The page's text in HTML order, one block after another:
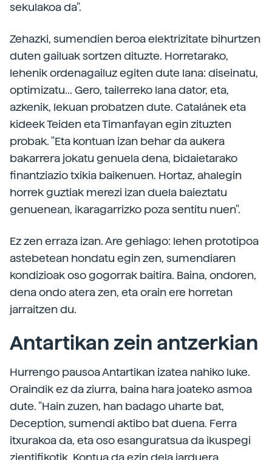
sekulakoa da".
Zehazki, sumendien beroa elektrizitate bihurtzen
duten gailuak sortzen dituzte. Horretarako,
lehenik ordenagailuz egiten dute lana: diseinatu,
optimizatu... Gero, tailerreko lana dator, eta,
azkenik, lekuan probatzen dute. Catalánek eta
kideek Teiden eta Timanfayan egin zituzten
probak. "Eta kontuan izan behar da aukera
bakarrera jokatu genuela dena, bidaietarako
finantziazio txikia baikenuen. Hortaz, ahalegin
horrek guztiak merezi izan duela baieztatu
genuenean, ikaragarrizko poza sentitu nuen".
Ez zen erraza izan. Are gehiago: lehen prototipoa
astebetean hondatu egin zen, sumendiaren
kondizioak oso gogorrak baitira. Baina, ondoren,
dena ondo atera zen, eta orain ere horretan
jarraitzen du.
Antartikan zein antzerkian
Hurrengo pausoa Antartikan izatea nahiko luke.
Oraindik ez da ziurra, baina hara joateko asmoa
dute. "Hain zuzen, han badago uharte bat,
Deception, sumendi aktibo bat duena. Ferra
itxurakoa da, eta oso esanguratsua da ikuspegi
zientifikotik. Kontua da ezin dela jarduera